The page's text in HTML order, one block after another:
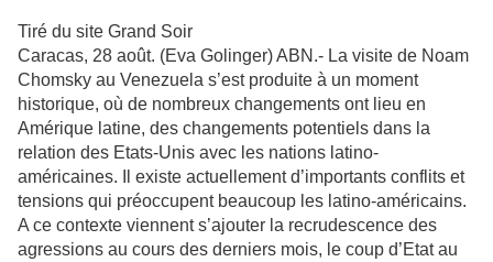
Tiré du site Grand Soir
Caracas, 28 août. (Eva Golinger) ABN.- La visite de Noam
Chomsky au Venezuela s’est produite à un moment
historique, où de nombreux changements ont lieu en
Amérique latine, des changements potentiels dans la
relation des Etats-Unis avec les nations latino-
américaines. Il existe actuellement d’importants conflits et
tensions qui préoccupent beaucoup les latino-américains.
A ce contexte viennent s’ajouter la recrudescence des
agressions au cours des derniers mois, le coup d’Etat au